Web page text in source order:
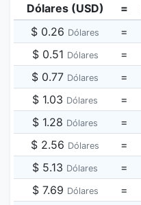
Dólares (USD) =
$ 0.26 Dólares =
$ 0.51 Dólares =
$ 0.77 Dólares =
$ 1.03 Dólares =
$ 1.28 Dólares =
$ 2.56 Dólares =
$ 5.13 Dólares =
$ 7.69 Dólares =